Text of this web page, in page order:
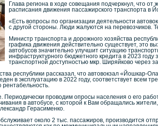
Глава региона в ходе совещания подчеркнул, что
расписания движения пассажирского транспорта в
«Есть вопросы по организации деятельности
с другой стороны. Люди жалуются на перевозчиков.
Министр транспорта и дорожного хозяйства
графика движения действительно существует, это
автобусов значительно улучшит ситуацию
инфраструктурного бюджетного кредита в 2023
транспортной доступностью мкр. Ширяйково через
республики рассказал, что автовокзал
в эксплуатацию в 2022 году, соответствует всем
проводим опросы населения о его
в автобусе, с которой к Вам обращались
Герасименко.
около 2 тыс. пассажиров, производится